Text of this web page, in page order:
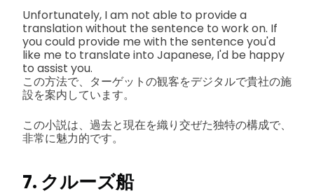
Unfortunately, I am not able to provide a
translation without the sentence to work on. If
you could provide me with the sentence you'd
like me to translate into Japanese, I'd be happy
to assist you.
この方法で、ターゲットの観客をデジタルで貴社の施
設を案内しています。
この小説は、過去と現在を織り交ぜた独特の構成で、
非常に魅力的です。
7. クルーズ船